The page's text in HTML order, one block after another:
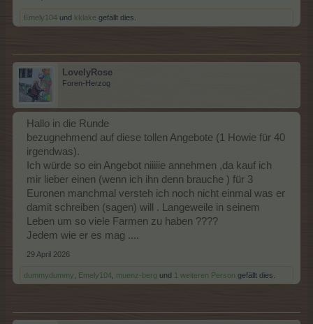
Emely104 und kklake gefällt dies.
LovelyRose
Foren-Herzog
Hallo in die Runde
bezugnehmend auf diese tollen Angebote (1 Howie für 40
irgendwas).
Ich würde so ein Angebot niiiiie annehmen ,da kauf ich
mir lieber einen (wenn ich ihn denn brauche ) für 3
Euronen manchmal versteh ich noch nicht einmal was er
damit schreiben (sagen) will . Langeweile in seinem
Leben um so viele Farmen zu haben ????
Jedem wie er es mag ....
29 April 2026
dummydummy Emely104 muenz-berg und 1 weiteren Person gefällt dies.